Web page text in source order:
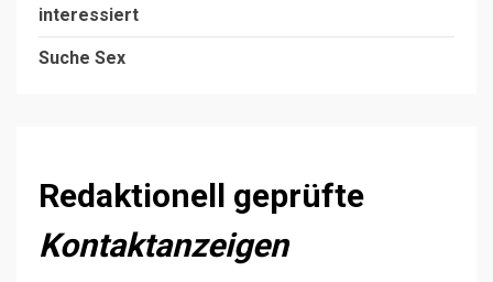
interessiert
Suche Sex
Redaktionell geprüfte
Kontaktanzeigen